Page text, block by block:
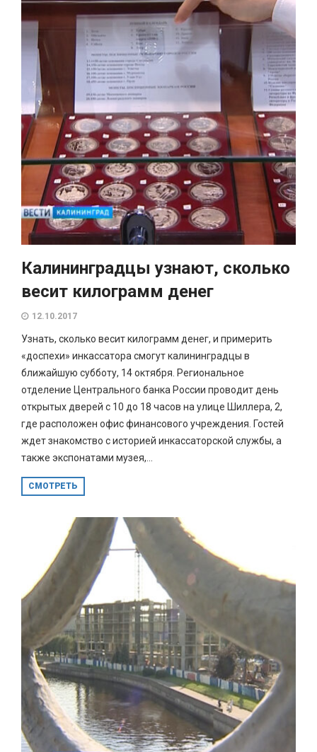
Калининградцы узнают, сколько
весит килограмм денег
12.10.2017
Узнать, сколько весит килограмм денег, и примерить
«доспехи» инкассатора смогут калининградцы в
ближайшую субботу, 14 октября. Региональное
отделение Центрального банка России проводит день
открытых дверей с 10 до 18 часов на улице Шиллера, 2,
где расположен офис финансового учреждения. Гостей
ждет знакомство с историей инкассаторской службы, а
также экспонатами музея,...
СМОТРЕТЬ